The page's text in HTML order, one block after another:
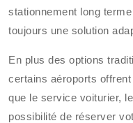
stationnement long
toujours une solution
En plus des options
certains aéroports
que le service voiturier,
possibilité de réserver